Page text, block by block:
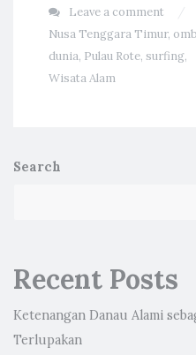
Leave a comment
Nusa Tenggara Timur,
dunia, Pulau Rote, surfing,
Wisata Alam
Search
Recent Posts
Ketenangan Danau Alami
Terlupakan